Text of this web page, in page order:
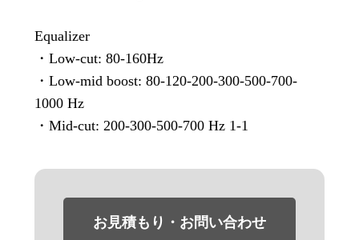
Equalizer
・Low-cut: 80-160Hz
・Low-mid boost: 80-120-200-300-500-700-
1000 Hz
・Mid-cut: 200-300-500-700 Hz 1-1
お見積もり・お問い合わせ